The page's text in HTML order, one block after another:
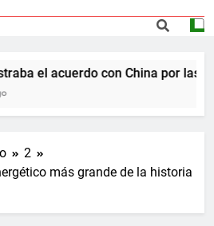
el acuerdo con China por las
2
más grande de la historia